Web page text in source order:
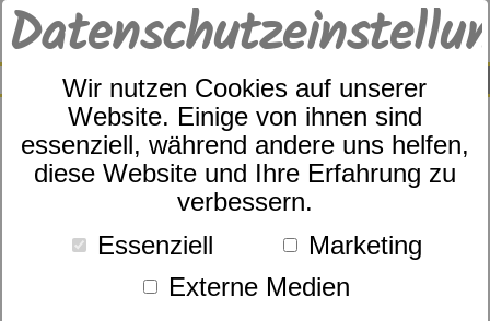
Wir nutzen Cookies auf unserer
Website. Einige von ihnen sind
essenziell, während andere uns helfen,
diese Website und Ihre Erfahrung zu
verbessern.
Essenziell
Marketing
Externe Medien
SUCHE
0
Farbe
Größe